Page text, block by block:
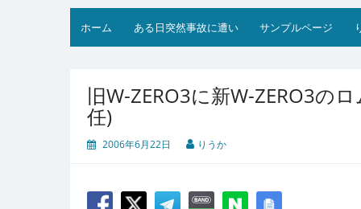
ホーム ある日突然事故に遭い サンプルページ
旧W-ZERO3に新W-ZERO3の
任)
2006年6月22日 りうか